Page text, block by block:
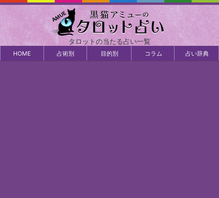
タロットの当たる占い一覧
HOME 占術別 目的別 コラム 占い辞典